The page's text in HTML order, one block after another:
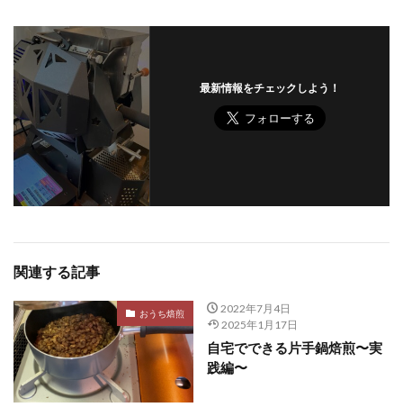
最新情報をチェックしよう！
関連する記事
おうち焙煎
2022年7月4日
2025年1月17日
自宅でできる片手鍋焙煎〜実
践編〜